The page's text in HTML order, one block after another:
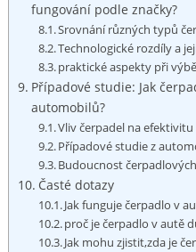
fungování podle ‌značky?
Srovnání různých typů
Technologické rozdíly a
praktické aspekty při
Případové studie: Jak
automobilů?
Vliv čerpadel na
Případové studie z
Budoucnost
Časté dotazy
Jak funguje‍ čerpadlo ‍v
proč je čerpadlo v⁣ autě
Jak mohu zjistit,zda je